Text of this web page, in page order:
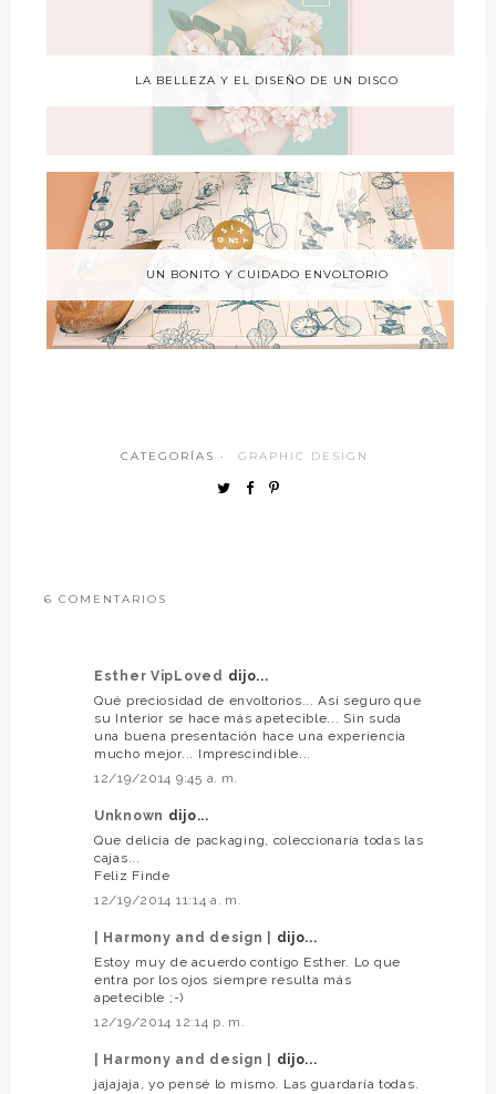
LA BELLEZA Y EL DISEÑO DE UN DISCO
UN BONITO Y CUIDADO ENVOLTORIO
CATEGORÍAS · GRAPHIC DESIGN
6 COMENTARIOS
Esther VipLoved dijo...
Qué preciosidad de envoltorios... Así seguro que
su Interior se hace más apetecible... Sin suda
una buena presentación hace una experiencia
mucho mejor... Imprescindible...
12/19/2014 9:45 a. m.
Unknown dijo...
Que delicia de packaging, coleccionaría todas las
cajas...
Feliz Finde
12/19/2014 11:14 a. m.
| Harmony and design |
dijo...
Estoy muy de acuerdo contigo Esther. Lo que
entra por los ojos siempre resulta más
apetecible ;-)
12/19/2014 12:14 p. m.
| Harmony and design |
dijo...
jajajaja, yo pensé lo mismo. Las guardaría todas.